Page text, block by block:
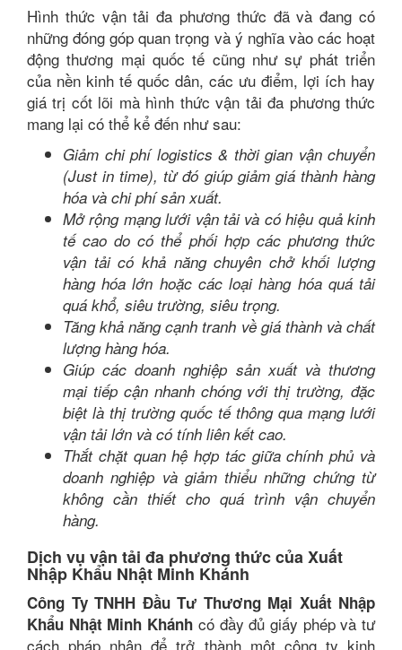
Hình thức vận tải đa phương thức đã và đang có
những đóng góp quan trọng và ý nghĩa vào các hoạt
động thương mại quốc tế cũng như sự phát triển
của nền kinh tế quốc dân, các ưu điểm, lợi ích hay
giá trị cốt lõi mà hình thức vận tải đa phương thức
mang lại có thể kể đến như sau:
Giảm chi phí logistics & thời gian vận chuyển
(Just in time), từ đó giúp giảm giá thành hàng
hóa và chi phí sản xuất.
Mở rộng mạng lưới vận tải và có hiệu quả kinh
tế cao do có thể phối hợp các phương thức
vận tải có khả năng chuyên chở khối lượng
hàng hóa lớn hoặc các loại hàng hóa quá tải
quá khổ, siêu trường, siêu trọng.
Tăng khả năng cạnh tranh về giá thành và chất
lượng hàng hóa.
Giúp các doanh nghiệp sản xuất và thương
mại tiếp cận nhanh chóng với thị trường, đặc
biệt là thị trường quốc tế thông qua mạng lưới
vận tải lớn và có tính liên kết cao.
Thắt chặt quan hệ hợp tác giữa chính phủ và
doanh nghiệp và giảm thiểu những chứng từ
không cần thiết cho quá trình vận chuyển
hàng.
Dịch vụ vận tải đa phương thức của Xuất
Nhập Khẩu Nhật Minh Khánh
Công Ty TNHH Đầu Tư Thương Mại Xuất Nhập
Khẩu Nhật Minh Khánh có đầy đủ giấy phép và tư
cách pháp nhân để trở thành một công ty kinh